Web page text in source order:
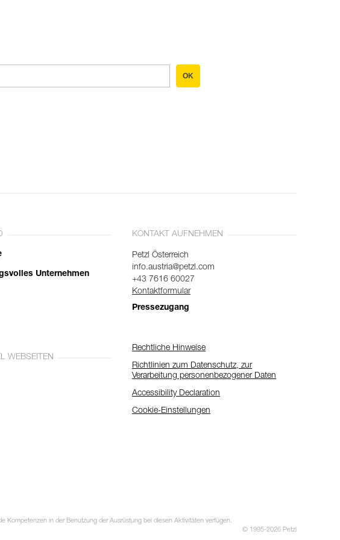
OK
Unternehmen
WEBSEITEN
KONTAKT AUFNEHMEN
Petzl Österreich
info.austria@petzl.com
+43 7616 60027
Kontaktformular
Pressezugang
Rechtliche Hinweise
Richtlinien zum Datenschutz, zur
Verarbeitung personenbezogener Daten
Accessibility Declaration
Cookie-Einstellungen
Kompetenzen in der Benutzung der Ausrüstung bei diesen Aktivitäten verfügen.
© 1995-2026 Petzl